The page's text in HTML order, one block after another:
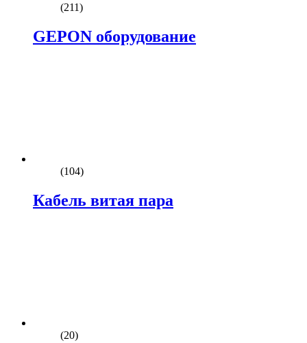
(211)
GEPON оборудование
(104)
Кабель витая пара
(20)